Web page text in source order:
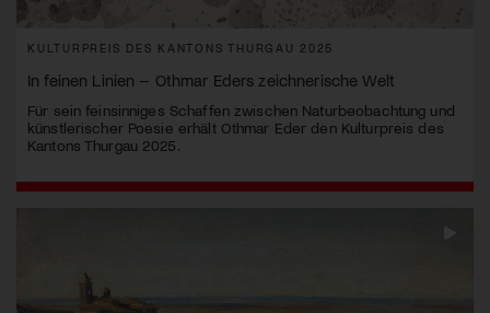
KULTURPREIS DES KANTONS THURGAU 2025
In feinen Linien – Othmar Eders zeichnerische Welt
Für sein feinsinniges Schaffen zwischen Naturbeobachtung und
künstlerischer Poesie erhält Othmar Eder den Kulturpreis des
Kantons Thurgau 2025.